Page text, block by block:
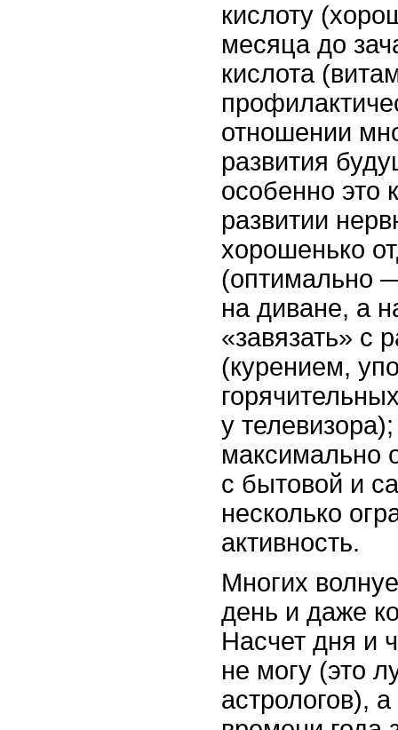
кислоту
месяца до
кислота
отношении
развития
особенно это
развитии
хорошенько
(оптимально
на диване, а
«завязать» с
(курением,
у телевизора);
максимально
с бытовой и
несколько
активность.
Многих
день и даже
Насчет дня и
не могу (это
астрологов),